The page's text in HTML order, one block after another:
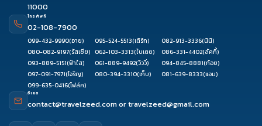
11000
โทรศัพท์
02-108-7900
099-432-9990(อาย) 095-524-5513(เติร์ก) 082-913-3336(นินิ)
080-082-9197(รัสเซีย) 062-103-3313(ใบเตย) 086-331-4402(ลัคกี้)
093-889-5151(ฟ้าใส) 061-889-9492(วิววี่) 094-845-8881(ก้อย)
097-091-7971(โจริญ) 080-394-3310(เก็บ) 081-639-8333(แอม)
099-635-0416(โฟล์ค)
อีเมล
contact@travelzeed.comortravelzeed@gmail.com